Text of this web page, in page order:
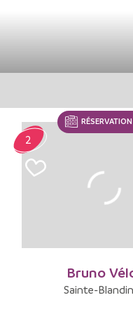
Bruno
Sainte-
2